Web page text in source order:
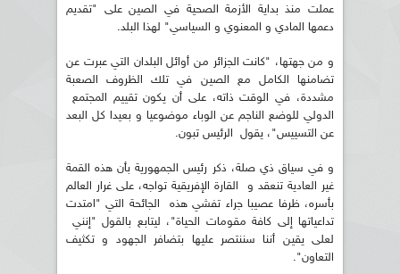
عملت منذ بداية الأزمة الصحية في الصين على "تقديم
دعمها المادي و المعنوي و السياسي" لهذا البلد.
و من جهتها، "كانت الجزائر من أوائل البلدان التي عبرت عن
تضامنها الكامل مع الصين في تلك الظروف الصعبة
مشددة، في الوقت ذاته، على أن يكون تقييم المجتمع
الدولي للوضع الناجم عن الوباء موضوعيا و بعيدا كل البعد
عن التسييس"، يقول الرئيس تبون.
و في سياق ذي صلة، ذكر رئيس الجمهورية بأن هذه القمة
غير العادية تنعقد و القارة الإفريقية تواجه، على غرار العالم
بأسره، ظرفا عصيبا جراء تفشي هذه الجائحة التي "امتدت
تداعياتها إلى كافة مقومات الحياة"، ليتابع بالقول "إنني
لعلى يقين أننا سننتصر عليها بتضافر الجهود و تكثيف
التعاون".